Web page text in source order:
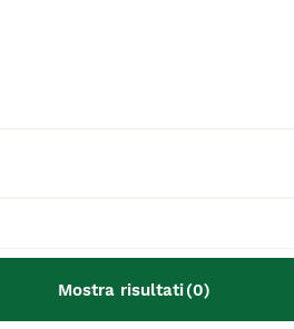
Mostra risultati(0)
800 euro, che può
dell'esemplare.
la